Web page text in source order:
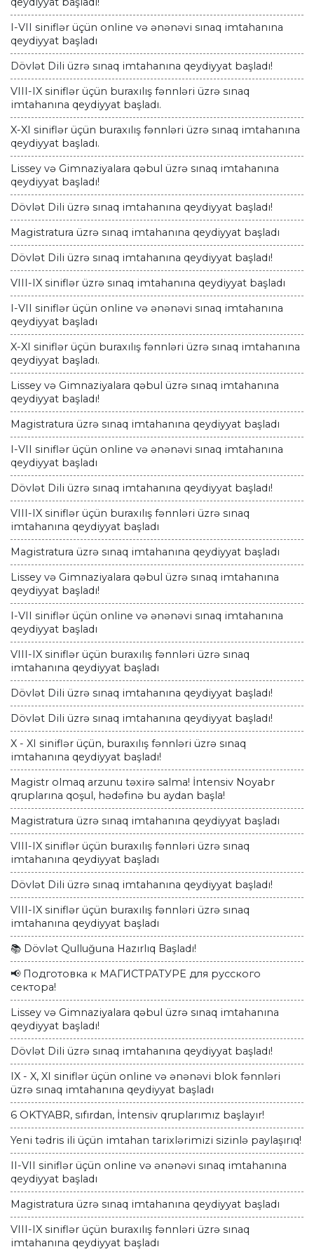
I-VII siniflər üçün online və ənənəvi sınaq imtahanına
qeydiyyat başladı
Dövlət Dili üzrə sınaq imtahanına qeydiyyat başladı!
VIII-IX siniflər üçün buraxılış fənnləri üzrə sınaq
imtahanına qeydiyyat başladı.
X-XI siniflər üçün buraxılış fənnləri üzrə sınaq imtahanına
qeydiyyat başladı.
Lissey və Gimnaziyalara qəbul üzrə sınaq imtahanına
qeydiyyat başladı!
Dövlət Dili üzrə sınaq imtahanına qeydiyyat başladı!
Magistratura üzrə sınaq imtahanına qeydiyyat başladı
Dövlət Dili üzrə sınaq imtahanına qeydiyyat başladı!
VIII-IX siniflər üzrə sınaq imtahanına qeydiyyat başladı
I-VII siniflər üçün online və ənənəvi sınaq imtahanına
qeydiyyat başladı
X-XI siniflər üçün buraxılış fənnləri üzrə sınaq imtahanına
qeydiyyat başladı.
Lissey və Gimnaziyalara qəbul üzrə sınaq imtahanına
qeydiyyat başladı!
Magistratura üzrə sınaq imtahanına qeydiyyat başladı
I-VII siniflər üçün online və ənənəvi sınaq imtahanına
qeydiyyat başladı
Dövlət Dili üzrə sınaq imtahanına qeydiyyat başladı!
VIII-IX siniflər üçün buraxılış fənnləri üzrə sınaq
imtahanına qeydiyyat başladı
Magistratura üzrə sınaq imtahanına qeydiyyat başladı
Lissey və Gimnaziyalara qəbul üzrə sınaq imtahanına
qeydiyyat başladı!
I-VII siniflər üçün online və ənənəvi sınaq imtahanına
qeydiyyat başladı
VIII-IX siniflər üçün buraxılış fənnləri üzrə sınaq
imtahanına qeydiyyat başladı
Dövlət Dili üzrə sınaq imtahanına qeydiyyat başladı!
Dövlət Dili üzrə sınaq imtahanına qeydiyyat başladı!
X - XI siniflər üçün, buraxılış fənnləri üzrə sınaq
imtahanına qeydiyyat başladı!
Magistr olmaq arzunu təxirə salma! İntensiv Noyabr
qruplarına qoşul, hədəfinə bu aydan başla!
Magistratura üzrə sınaq imtahanına qeydiyyat başladı
VIII-IX siniflər üçün buraxılış fənnləri üzrə sınaq
imtahanına qeydiyyat başladı
Dövlət Dili üzrə sınaq imtahanına qeydiyyat başladı!
VIII-IX siniflər üçün buraxılış fənnləri üzrə sınaq
imtahanına qeydiyyat başladı
📚 Dövlət Qulluğuna Hazırlıq Başladı!
📢 Подготовка к МАГИСТРАТУРЕ для русского
сектора!
Lissey və Gimnaziyalara qəbul üzrə sınaq imtahanına
qeydiyyat başladı!
Dövlət Dili üzrə sınaq imtahanına qeydiyyat başladı!
IX - X, XI siniflər üçün online və ənənəvi blok fənnləri
üzrə sınaq imtahanına qeydiyyat başladı
6 OKTYABR, sıfırdan, İntensiv qruplarımız başlayır!
Yeni tədris ili üçün imtahan tarixlərimizi sizinlə paylaşırıq!
II-VII siniflər üçün online və ənənəvi sınaq imtahanına
qeydiyyat başladı
Magistratura üzrə sınaq imtahanına qeydiyyat başladı
VIII-IX siniflər üçün buraxılış fənnləri üzrə sınaq
imtahanına qeydiyyat başladı